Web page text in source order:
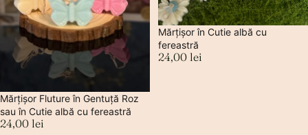
Mărțișor Fluture în Gentuță Roz
sau în Cutie albă cu fereastră
24,00 lei
Mărțișor în Cutie albă cu
fereastră
24,00 lei